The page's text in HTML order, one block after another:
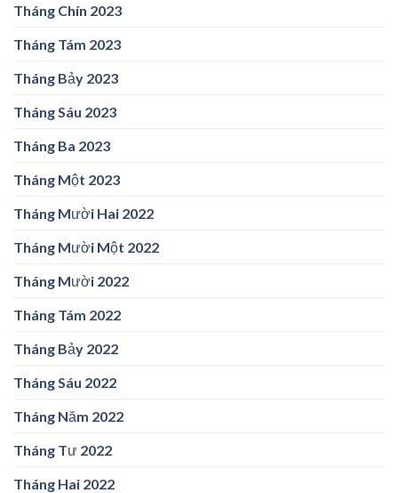
Tháng Chín 2023
Tháng Tám 2023
Tháng Bảy 2023
Tháng Sáu 2023
Tháng Ba 2023
Tháng Một 2023
Tháng Mười Hai 2022
Tháng Mười Một 2022
Tháng Mười 2022
Tháng Tám 2022
Tháng Bảy 2022
Tháng Sáu 2022
Tháng Năm 2022
Tháng Tư 2022
Tháng Hai 2022